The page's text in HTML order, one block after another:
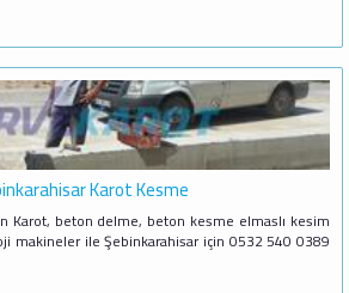
Karot Kesme
Karot, beton delme, beton kesme elmaslı kesim
makineler ile Şebinkarahisar için 0532 540 0389